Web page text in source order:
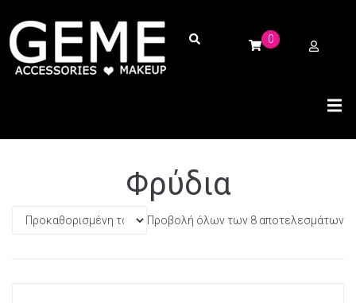
0
Φρύδια
Προβολή όλων των 8 αποτελεσμάτων